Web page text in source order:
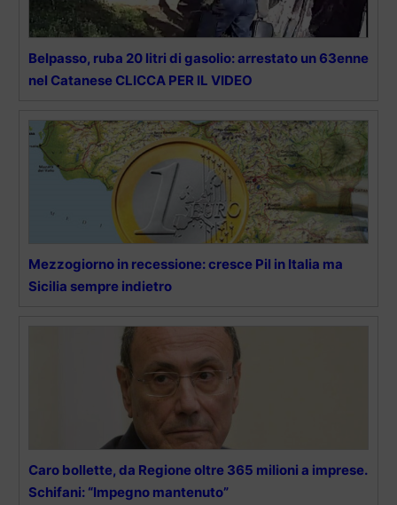
Belpasso, ruba 20 litri di gasolio: arrestato un 63enne
nel Catanese CLICCA PER IL VIDEO
Mezzogiorno in recessione: cresce Pil in Italia ma
Sicilia sempre indietro
Caro bollette, da Regione oltre 365 milioni a imprese.
Schifani: “Impegno mantenuto”